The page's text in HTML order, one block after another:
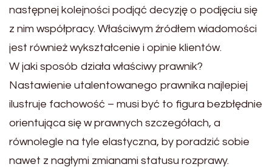
następnej kolejności podjąć decyzję o podjęciu się
z nim współpracy. Właściwym źródłem wiadomości
jest również wykształcenie i opinie klientów.
W jaki sposób działa właściwy prawnik?
Nastawienie utalentowanego prawnika najlepiej
ilustruje fachowość – musi być to figura bezbłędnie
orientująca się w prawnych szczegółach, a
równolegle na tyle elastyczna, by poradzić sobie
nawet z nagłymi zmianami statusu rozprawy.